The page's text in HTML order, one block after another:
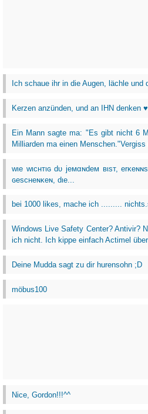
Ich schaue ihr in die Augen, lächle und
Kerzen anzünden, und an IHN denken ♥
Ein Mann sagte ma: "Es gibt nicht 6
Milliarden ma einen Menschen."Vergiss
wιe wιcнтιɢ dυ jeмαɴdeм вιѕт,
ɢeѕcнeɴĸeɴ, dιe...
bei 1000 likes, mache ich .........
Windows Live Safety Center? Antivir?
ich nicht. Ich kippe einfach Actimel
Deine Mudda sagt zu dir hurensohn ;D
möbus100
Nice, Gordon!!!^^